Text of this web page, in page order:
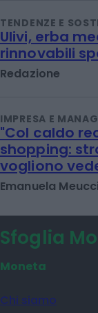
TENDENZE E
Ulivi, erba
rinnovabili
Redazione
IMPRESA E
"Col caldo
shopping:
vogliono
Emanuela Meucci
Sfoglia
Moneta
Chi siamo